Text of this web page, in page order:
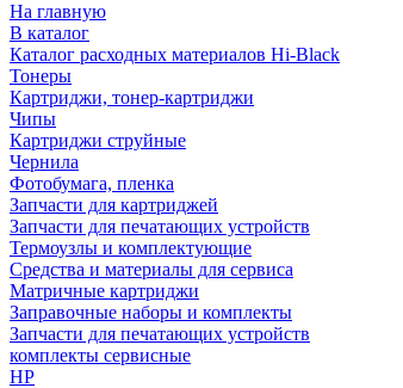
На главную
В каталог
Каталог расходных материалов Hi-Black
Тонеры
Картриджи, тонер-картриджи
Чипы
Картриджи струйные
Чернила
Фотобумага, пленка
Запчасти для картриджей
Запчасти для печатающих устройств
Термоузлы и комплектующие
Средства и материалы для сервиса
Матричные картриджи
Заправочные наборы и комплекты
Запчасти для печатающих устройств
комплекты сервисные
HP